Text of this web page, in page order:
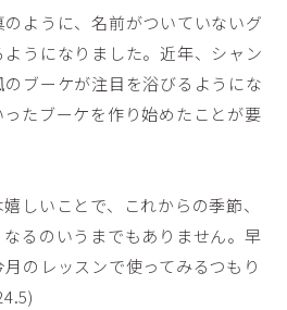
ように、名前がついていないグ
うになりました。近年、シャン
ブーケが注目を浴びるようにな
たブーケを作り始めたことが要
しいことで、これからの季節、
るのいうまでもありません。早
のレッスンで使ってみるつもり